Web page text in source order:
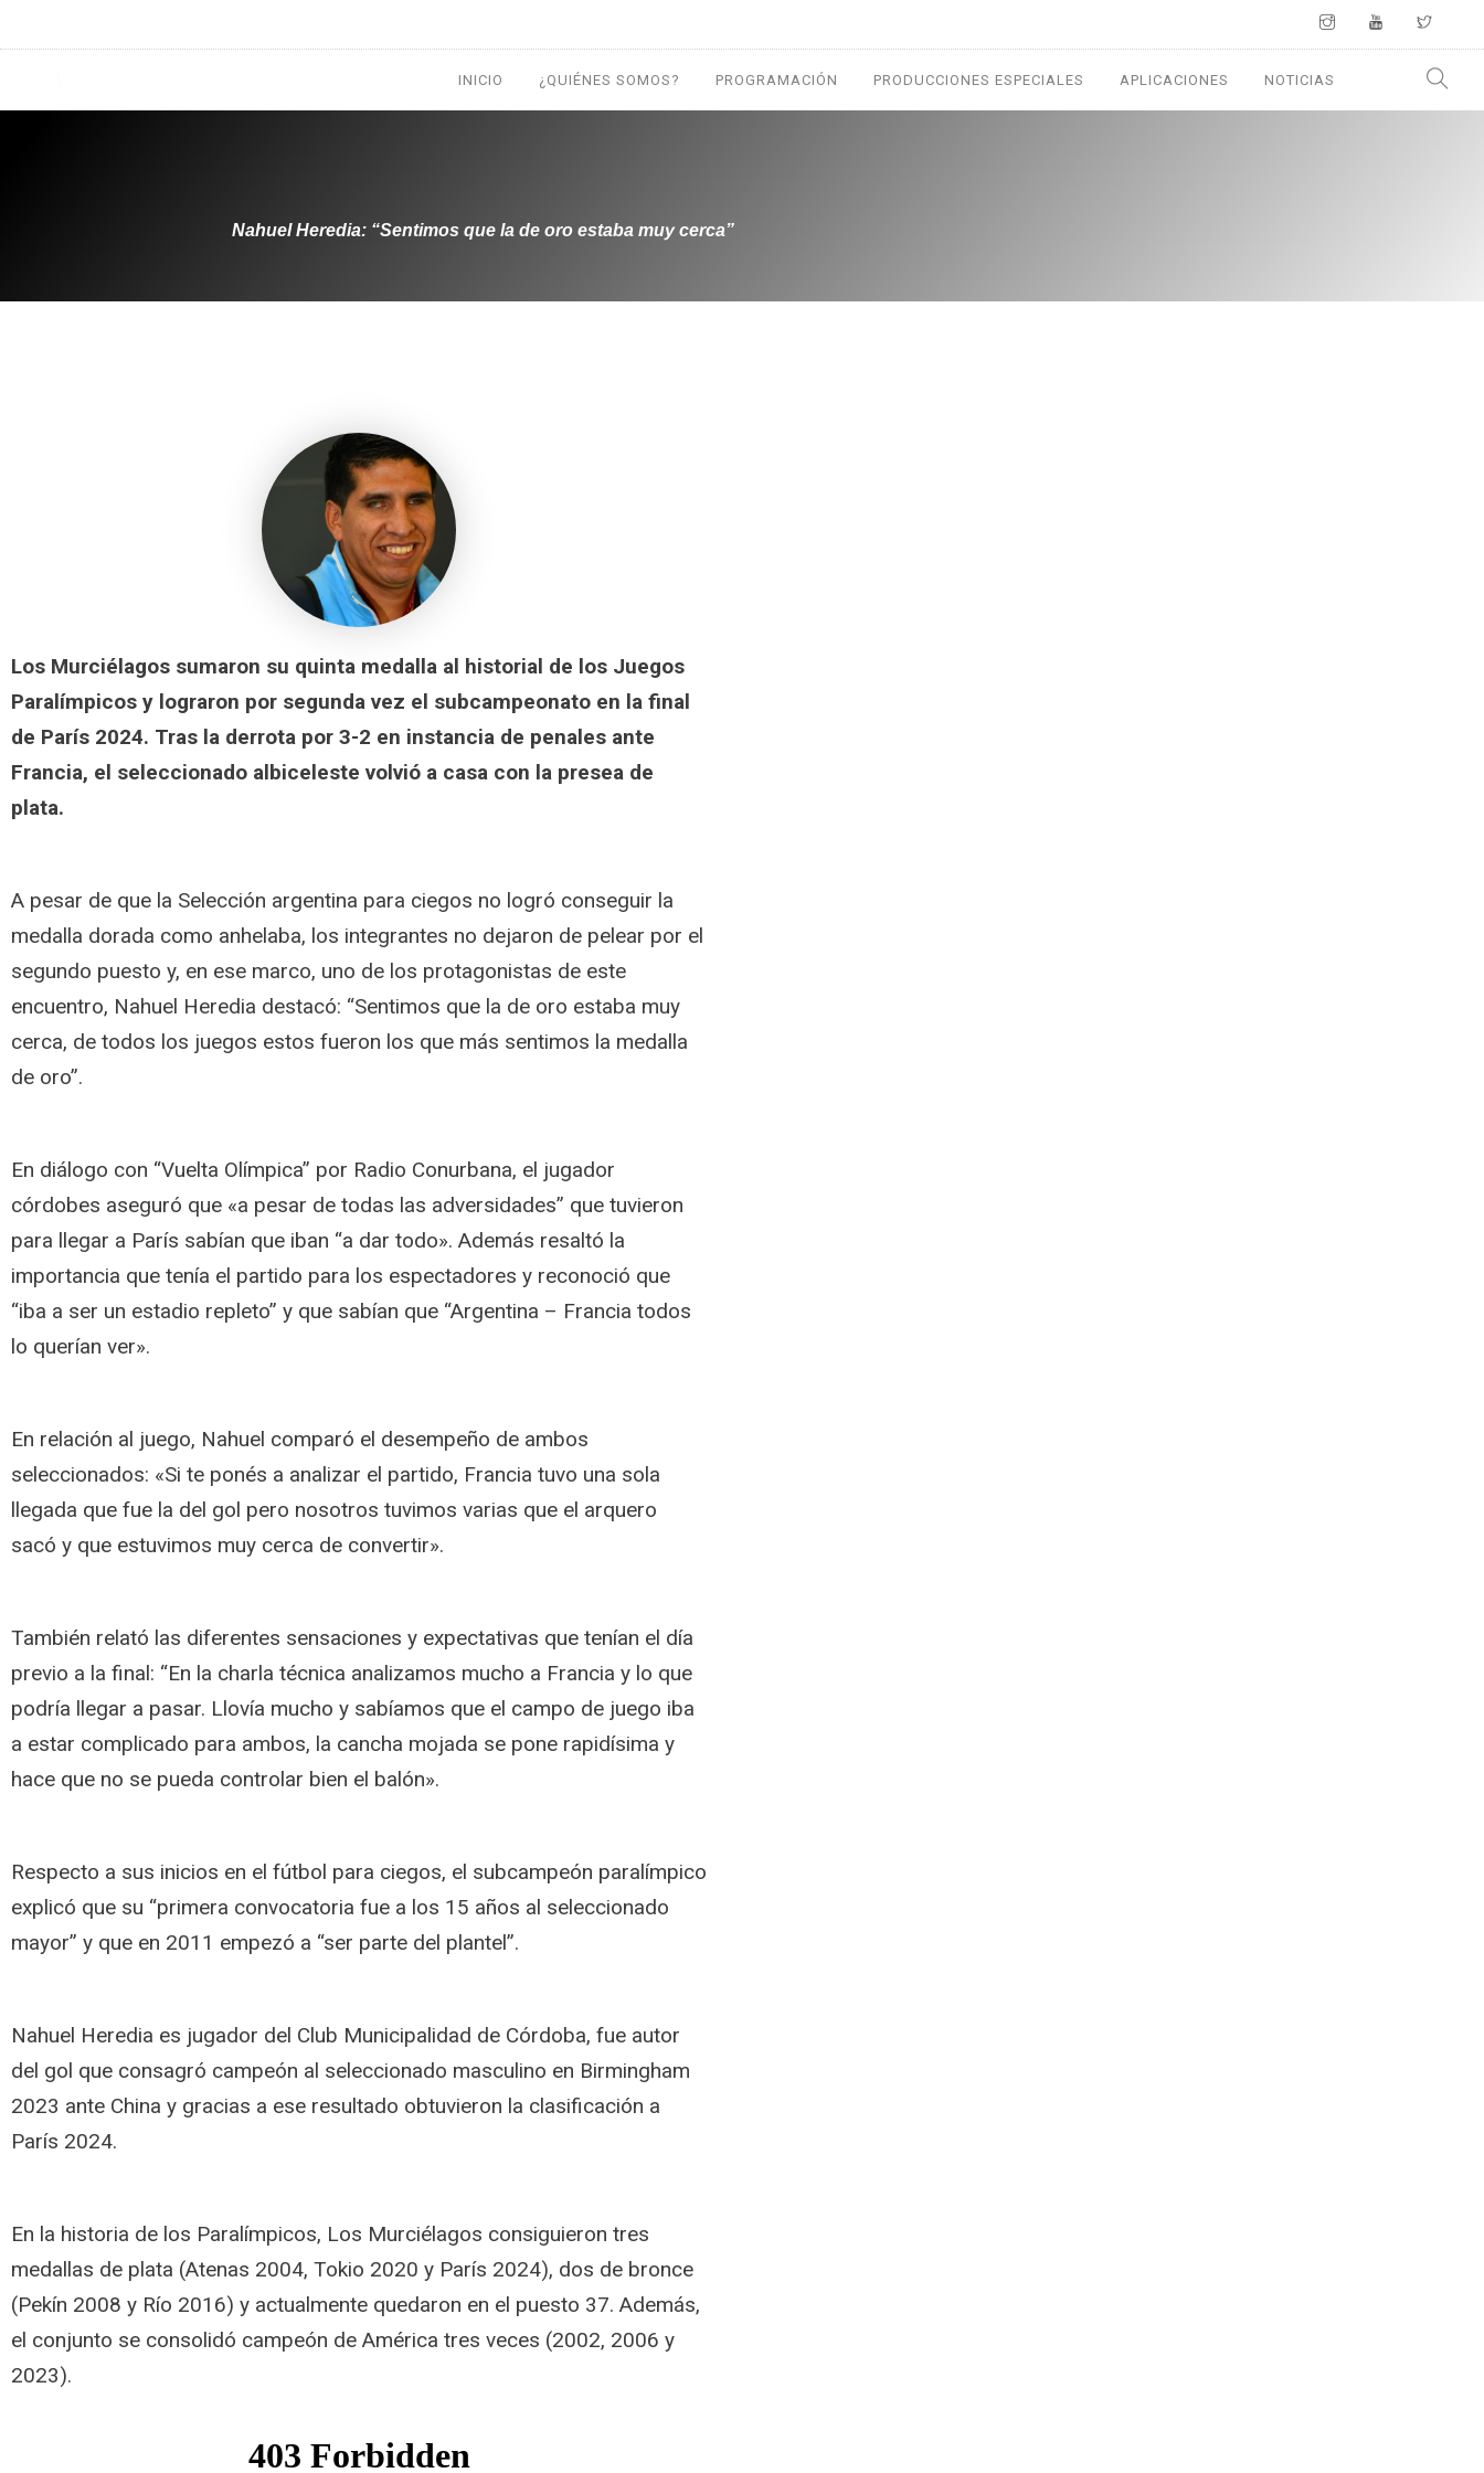
INICIO ¿QUIÉNES SOMOS? PROGRAMACIÓN PRODUCCIONES ESPECIALES APLICACIONES NOTICIAS
Nahuel Heredia: “Sentimos que la de oro estaba muy cerca”
Los Murciélagos sumaron su quinta medalla al historial de los Juegos
Paralímpicos y lograron por segunda vez el subcampeonato en la final
de París 2024. Tras la derrota por 3-2 en instancia de penales ante
Francia, el seleccionado albiceleste volvió a casa con la presea de
plata.
A pesar de que la Selección argentina para ciegos no logró conseguir la
medalla dorada como anhelaba, los integrantes no dejaron de pelear por el
segundo puesto y, en ese marco, uno de los protagonistas de este
encuentro, Nahuel Heredia destacó: “Sentimos que la de oro estaba muy
cerca, de todos los juegos estos fueron los que más sentimos la medalla
de oro”.
En diálogo con “Vuelta Olímpica” por Radio Conurbana, el jugador
córdobes aseguró que «a pesar de todas las adversidades” que tuvieron
para llegar a París sabían que iban “a dar todo». Además resaltó la
importancia que tenía el partido para los espectadores y reconoció que
“iba a ser un estadio repleto” y que sabían que “Argentina – Francia todos
lo querían ver».
En relación al juego, Nahuel comparó el desempeño de ambos
seleccionados: «Si te ponés a analizar el partido, Francia tuvo una sola
llegada que fue la del gol pero nosotros tuvimos varias que el arquero
sacó y que estuvimos muy cerca de convertir».
También relató las diferentes sensaciones y expectativas que tenían el día
previo a la final: “En la charla técnica analizamos mucho a Francia y lo que
podría llegar a pasar. Llovía mucho y sabíamos que el campo de juego iba
a estar complicado para ambos, la cancha mojada se pone rapidísima y
hace que no se pueda controlar bien el balón».
Respecto a sus inicios en el fútbol para ciegos, el subcampeón paralímpico
explicó que su “primera convocatoria fue a los 15 años al seleccionado
mayor” y que en 2011 empezó a “ser parte del plantel”.
Nahuel Heredia es jugador del Club Municipalidad de Córdoba, fue autor
del gol que consagró campeón al seleccionado masculino en Birmingham
2023 ante China y gracias a ese resultado obtuvieron la clasificación a
París 2024.
En la historia de los Paralímpicos, Los Murciélagos consiguieron tres
medallas de plata (Atenas 2004, Tokio 2020 y París 2024), dos de bronce
(Pekín 2008 y Río 2016) y actualmente quedaron en el puesto 37. Además,
el conjunto se consolidó campeón de América tres veces (2002, 2006 y
2023).